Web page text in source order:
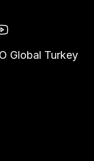
Global Turkey